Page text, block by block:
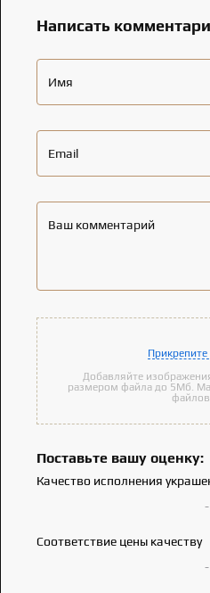
Написать
Имя
Email
Ваш комментарий
Добавляйте
размером файла до 5Мб.
файлов
Поставьте вашу оценку:
Качество исполнения
Соответствие цены качеству